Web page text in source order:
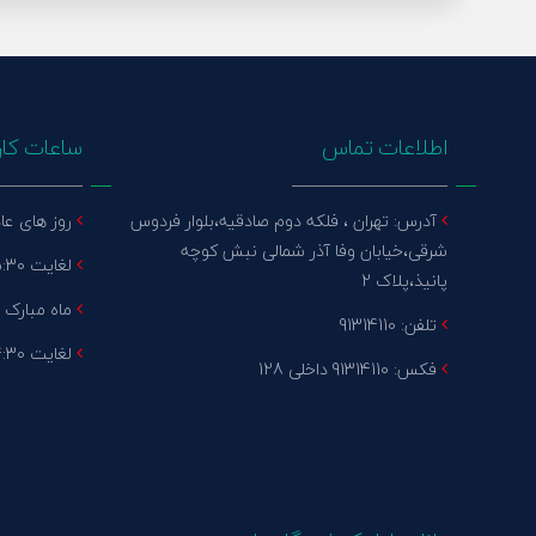
اطلاعات تماس
آدرس: تهران ، فلکه دوم صادقیه،بلوار فردوس
شرقی،خیابان وفا آذر شمالی نبش کوچه
پانیذ،پلاک 2
تلفن: 91314110
فکس: 91314110 داخلی 128
ساعات کار
روز های
لغایت 15:30 پنج شنبه : تعطیل
ماه مبارک
لغایت 14:30 پنج شنبه : تعطیل